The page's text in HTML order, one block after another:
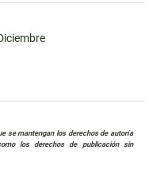
se mantengan los derechos de autoría
los derechos de publicación sin